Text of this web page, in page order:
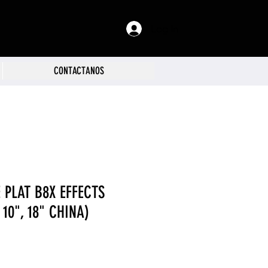
CONTACTANOS
B8X EFFECTS
10", 18" CHINA)